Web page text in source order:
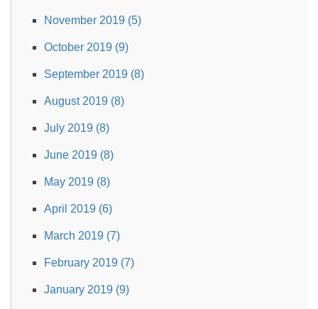
November 2019 (5)
October 2019 (9)
September 2019 (8)
August 2019 (8)
July 2019 (8)
June 2019 (8)
May 2019 (8)
April 2019 (6)
March 2019 (7)
February 2019 (7)
January 2019 (9)